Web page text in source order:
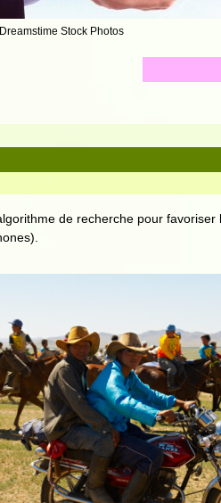
Stock Photos
de recherche pour